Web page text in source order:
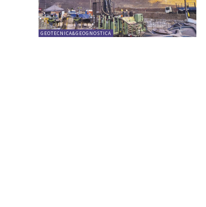
GEOTECNICA&GEOGNOSTICA